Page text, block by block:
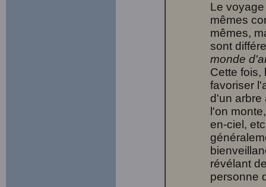
Le
mêmes
mêmes,
sont
monde
Cette fois,
favoriser
d'un arbre
l'on
en-ciel,
révélant
personne